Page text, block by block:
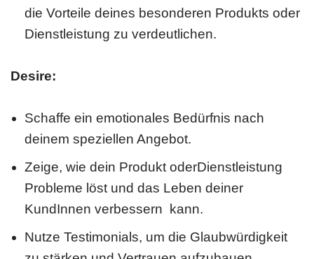
die Vorteile deines besonderen Produkts oder
Dienstleistung zu verdeutlichen.
Desire:
Schaffe ein emotionales Bedürfnis nach
deinem speziellen Angebot.
Zeige, wie dein Produkt oderDienstleistung
Probleme löst und das Leben deiner
KundInnen verbessern kann.
Nutze Testimonials, um die Glaubwürdigkeit